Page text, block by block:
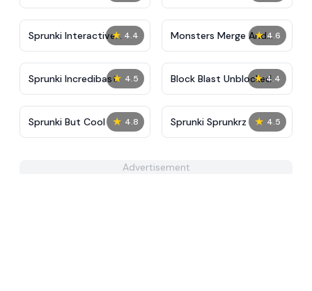
★ 4.4
Sprunki Interactive
Tunner
★ 4.6
Monsters Merge And
Sort
★ 4.5
Sprunki Incredibast ★ 4.4
Block Blast Unblocked
★ 4.8
Sprunki But Cool ★ 4.5
Sprunki Sprunkrz
Advertisement